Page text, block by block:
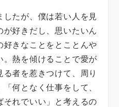
たが、僕は若い人を見
が好きだし、思いたいん
好きなことをとことんや
。熱を傾けることで愛が
者を惹きつけて、周り
何となく仕事をして、
それでいい」と考えるの